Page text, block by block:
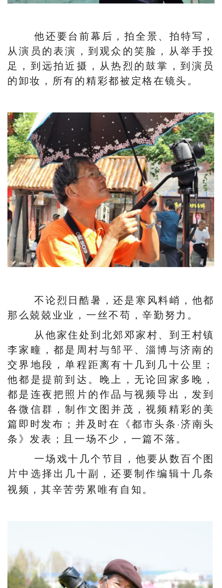
他还要台前幕后，拍全景、拍特写，
从演员的表演，到观众的笑脸，从举手投
足，到远拍近摄，从热烈的鼓掌，到演员
的卸妆，所有的精彩都被定格在镜头。
不论烈日酷暑，还是寒风料峭，他都
那么兢兢业业，一丝不苟，辛勤努力。
从他家住处到北郊邓家村、到王村镇
李家疃，都是周村与邹平、淄博与济南的
交界地段，单程距离有十几到几十公里；
他都是提前到达。晚上，无论回家多晚，
都是连夜把照片的作品与视频导出，发到
各微信群，制作文图并茂，视频精彩的美
篇即时发布；并及时在《都市头条·济南头
条》发表；且一场不少，一篇不落。
一场戏十几个节目，他要从数百个图
片中选择出几十副 ，还要制作编辑十几条
视频，其辛苦劳累唯有自知。